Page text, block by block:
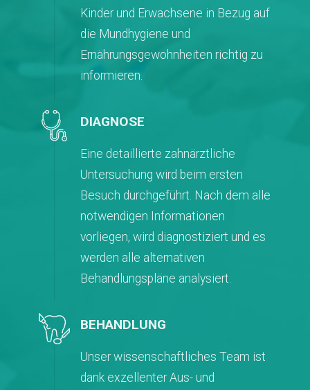
Kinder und Erwachsene in Bezug auf
die Mundhygiene und
Ernährungsgewohnheiten richtig zu
informieren.
DIAGNOSE
Eine detaillierte zahnärztliche
Untersuchung wird beim ersten
Besuch durchgeführt. Nach dem alle
notwendigen Informationen
vorliegen, wird diagnostiziert und es
werden alle alternativen
Behandlungspläne analysiert.
BEHANDLUNG
Unser wissenschaftliches Team ist
dank exzellenter Aus- und